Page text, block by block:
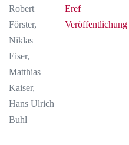
Robert
Förster,
Niklas
Eiser,
Matthias
Kaiser,
Hans Ulrich
Buhl
Eref
Veröffentlichung